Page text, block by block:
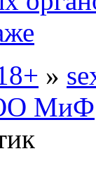
»
МиФ